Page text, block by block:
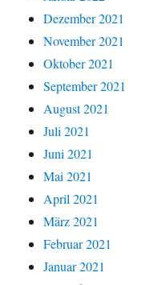
Dezember 2021
November 2021
Oktober 2021
September 2021
August 2021
Juli 2021
Juni 2021
Mai 2021
April 2021
März 2021
Februar 2021
Januar 2021